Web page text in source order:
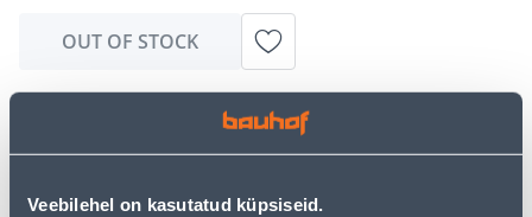
Veebilehel on kasutatud küpsiseid.
OUT OF STOCK
We apologize, but we inform you that the desired
product is currently temporarily out of stock due to
from the sameproduct category, which can bring you